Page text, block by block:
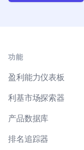
功能
盈利能力仪表板
利基市场探索器
产品数据库
排名追踪器